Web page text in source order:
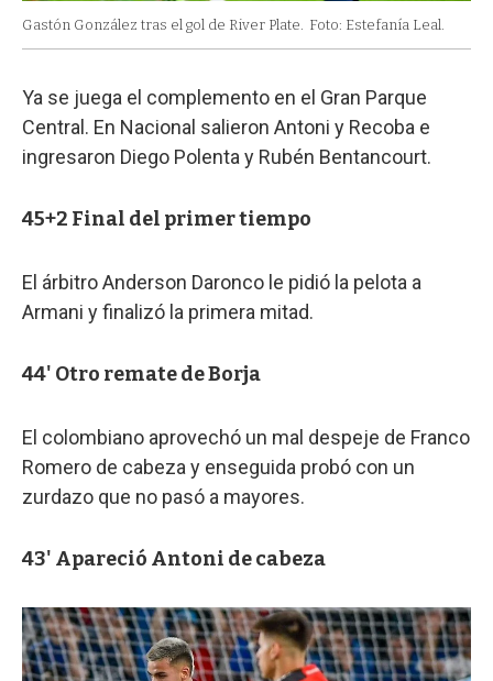
Gastón González tras el gol de River Plate. Foto: Estefanía Leal.
Ya se juega el complemento en el Gran Parque
Central. En Nacional salieron Antoni y Recoba e
ingresaron Diego Polenta y Rubén Bentancourt.
45+2 Final del primer tiempo
El árbitro Anderson Daronco le pidió la pelota a
Armani y finalizó la primera mitad.
44' Otro remate de Borja
El colombiano aprovechó un mal despeje de Franco
Romero de cabeza y enseguida probó con un
zurdazo que no pasó a mayores.
43' Apareció Antoni de cabeza